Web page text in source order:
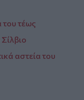
του τέως
αστεία του